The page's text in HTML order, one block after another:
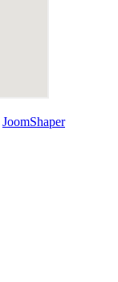
JoomShaper